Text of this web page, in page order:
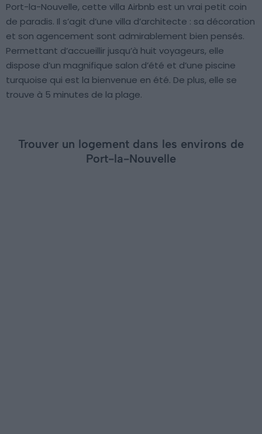
Port-la-Nouvelle, cette villa Airbnb est un vrai petit coin
de paradis. Il s’agit d’une villa d’architecte : sa décoration
et son agencement sont admirablement bien pensés.
Permettant d’accueillir jusqu’à huit voyageurs, elle
dispose d’un magnifique salon d’été et d’une piscine
turquoise qui est la bienvenue en été. De plus, elle se
trouve à 5 minutes de la plage.
Trouver un logement dans les environs de
Port-la-Nouvelle